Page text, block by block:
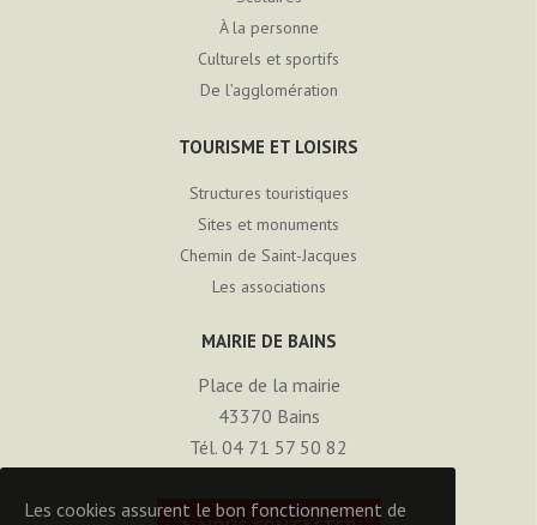
À la personne
Culturels et sportifs
De l’agglomération
TOURISME ET LOISIRS
Structures touristiques
Sites et monuments
Chemin de Saint-Jacques
Les associations
MAIRIE DE BAINS
Place de la mairie
43370 Bains
Tél. 04 71 57 50 82
Les cookies assurent le bon fonctionnement de